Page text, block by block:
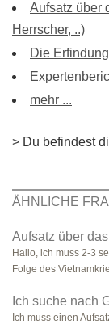
Aufsatz über
Herrscher, ..)
Die
mehr ...
> Du befindest
ÄHNLICHE
Aufsatz über
Hallo, ich muss 2-3
Folge des
Ich suche nach
Ich muss einen